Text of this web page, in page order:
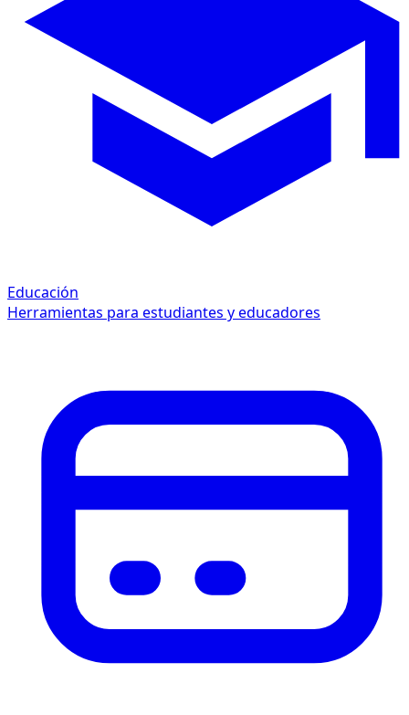
Educación
Herramientas para estudiantes y educadores